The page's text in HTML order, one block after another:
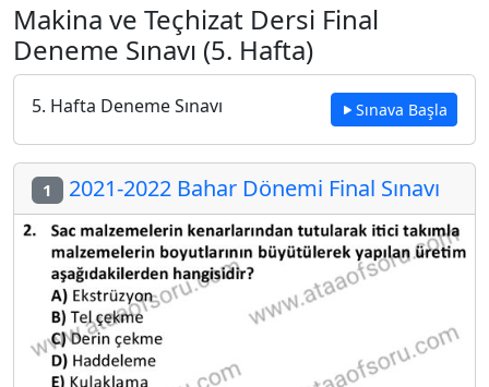
Makina ve Teçhizat Dersi Final
Deneme Sınavı (5. Hafta)
5. Hafta Deneme Sınavı Sınava Başla
1 2021-2022 Bahar Dönemi Final Sınavı